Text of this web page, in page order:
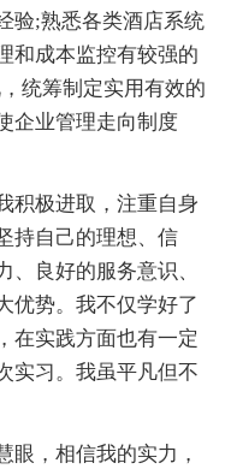
验;熟悉各类酒店系统
和成本监控有较强的
统筹制定实用有效的
企业管理走向制度
积极进取，注重自身
持自己的理想、信
良好的服务意识、
优势。我不仅学好了
在实践方面也有一定
实习。我虽平凡但不
眼，相信我的实力，